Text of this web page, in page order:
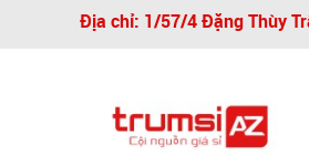
Địa chỉ: 1/57/4 Đặng Thùy